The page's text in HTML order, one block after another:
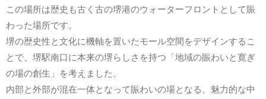
この場所は歴史も古く古の堺港のウォーターフロントとして賑
わった場所です。
堺の歴史性と文化に機軸を置いたモール空間をデザインするこ
とで、堺駅南口に本来の堺らしさを持つ「地域の賑わいと寛ぎ
の場の創生」を考えました。
内部と外部が混在一体となって賑わいの場となる、魅力的な中